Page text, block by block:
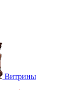
Витрины